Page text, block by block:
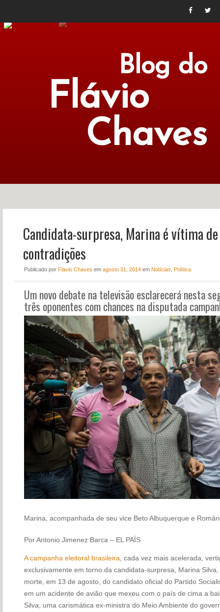
Blog do
Flávio
Chaves
NOTÍCIAS PERFIL
Candidata-surpresa, Marina é vítima
contradições
Publicado por Flavio Chaves em agosto 31, 2014em Notícias Política
Um novo debate na televisão esclarecerá nesta
três oponentes com chances na disputada
Marina, acompanhada de seu vice Beto Albuquerque e
Por Antonio Jimenez Barca – EL PAÍS
A campanha eleitoral brasileira , cada vez mais acelerada,
exclusivamente em torno da candidata-surpresa, Marina
morte, em 13 de agosto, do candidato oficial do Partido
em um acidente de avião que mexeu com o país de cima a
Silva, uma carismática ex-ministra do Meio Ambiente do